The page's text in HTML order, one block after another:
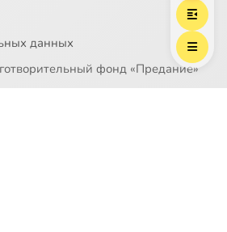
данных
фонд «Предание»